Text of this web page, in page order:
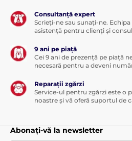
Consultanță expert
Scrieți-ne sau sunați-ne.
asistență pentru clienți și
9 ani pe piață
Cei 9 ani de prezență pe piață
necesară pentru a deveni
Reparații zgărzi
Service-ul pentru zgărzi este o
noastre și vă oferă suportul de
Abonați-vă la newsletter